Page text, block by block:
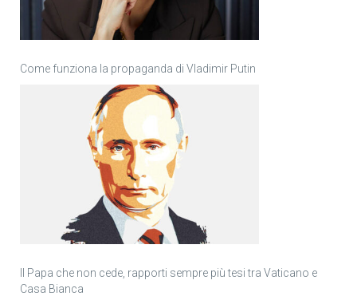
Come funziona la propaganda di Vladimir Putin
Il Papa che non cede, rapporti sempre più tesi tra Vaticano e
Casa Bianca